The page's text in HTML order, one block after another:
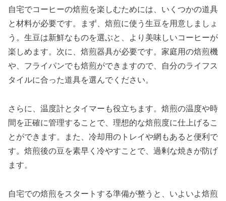
自宅でコーヒーの焙煎を楽しむためには、いくつかの道具
と材料が必要です。まず、焙煎に使う生豆を用意しましょ
う。生豆は新鮮なものを選ぶと、より美味しいコーヒーが
楽しめます。次に、焙煎器具が必要です。家庭用の焙煎機
や、フライパンでも焙煎ができますので、自分のライフス
タイルに合った道具を選んでください。
さらに、温度計とタイマーも役立ちます。焙煎の温度や時
間を正確に管理することで、理想的な焙煎度に仕上げるこ
とができます。また、冷却用のトレイや網もあると便利で
す。焙煎後の豆を素早く冷やすことで、過剰な焼きが防げ
ます。
自宅での焙煎をスタートする準備が整うと、いよいよ焙煎